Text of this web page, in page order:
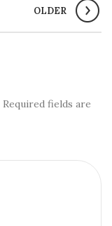
OLDER
Required fields are